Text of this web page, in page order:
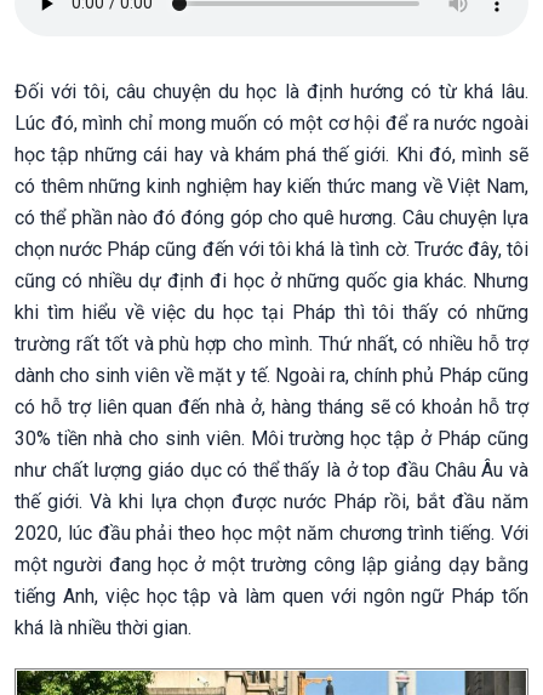
Đối với tôi, câu chuyện du học là định hướng có từ khá lâu.
Lúc đó, mình chỉ mong muốn có một cơ hội để ra nước ngoài
học tập những cái hay và khám phá thế giới. Khi đó, mình sẽ
có thêm những kinh nghiệm hay kiến thức mang về Việt Nam,
có thể phần nào đó đóng góp cho quê hương. Câu chuyện lựa
chọn nước Pháp cũng đến với tôi khá là tình cờ. Trước đây, tôi
cũng có nhiều dự định đi học ở những quốc gia khác. Nhưng
khi tìm hiểu về việc du học tại Pháp thì tôi thấy có những
trường rất tốt và phù hợp cho mình. Thứ nhất, có nhiều hỗ trợ
dành cho sinh viên về mặt y tế. Ngoài ra, chính phủ Pháp cũng
có hỗ trợ liên quan đến nhà ở, hàng tháng sẽ có khoản hỗ trợ
30% tiền nhà cho sinh viên. Môi trường học tập ở Pháp cũng
như chất lượng giáo dục có thể thấy là ở top đầu Châu Âu và
thế giới. Và khi lựa chọn được nước Pháp rồi, bắt đầu năm
2020, lúc đầu phải theo học một năm chương trình tiếng. Với
một người đang học ở một trường công lập giảng dạy bằng
tiếng Anh, việc học tập và làm quen với ngôn ngữ Pháp tốn
khá là nhiều thời gian.